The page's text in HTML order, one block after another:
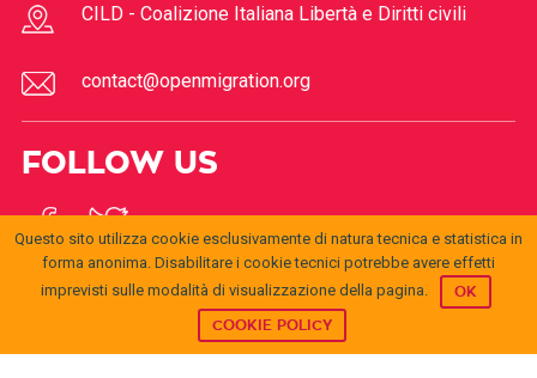
CILD - Coalizione Italiana Libertà e Diritti civili
contact@openmigration.org
FOLLOW US
openmigration.orgbyCILDis licensed under aCreative
© 2017Open
Questo sito utilizza cookie esclusivamente di natura tecnica e statistica in
forma anonima. Disabilitare i cookie tecnici potrebbe avere effetti
imprevisti sulle modalità di visualizzazione della pagina.
OK
COOKIE POLICY